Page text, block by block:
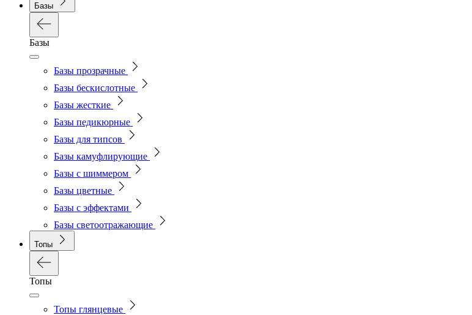
Базы
Базы
Базы прозрачные
Базы бескислотные
Базы жесткие
Базы педикюрные
Базы для типсов
Базы камуфлирующие
Базы с шиммером
Базы цветные
Базы с эффектами
Базы светоотражающие
Топы
Топы
Топы глянцевые